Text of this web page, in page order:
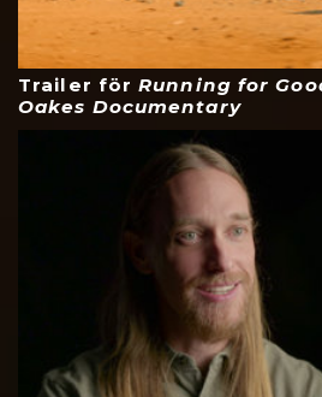
Trailer förRunning for
Oakes Documentary